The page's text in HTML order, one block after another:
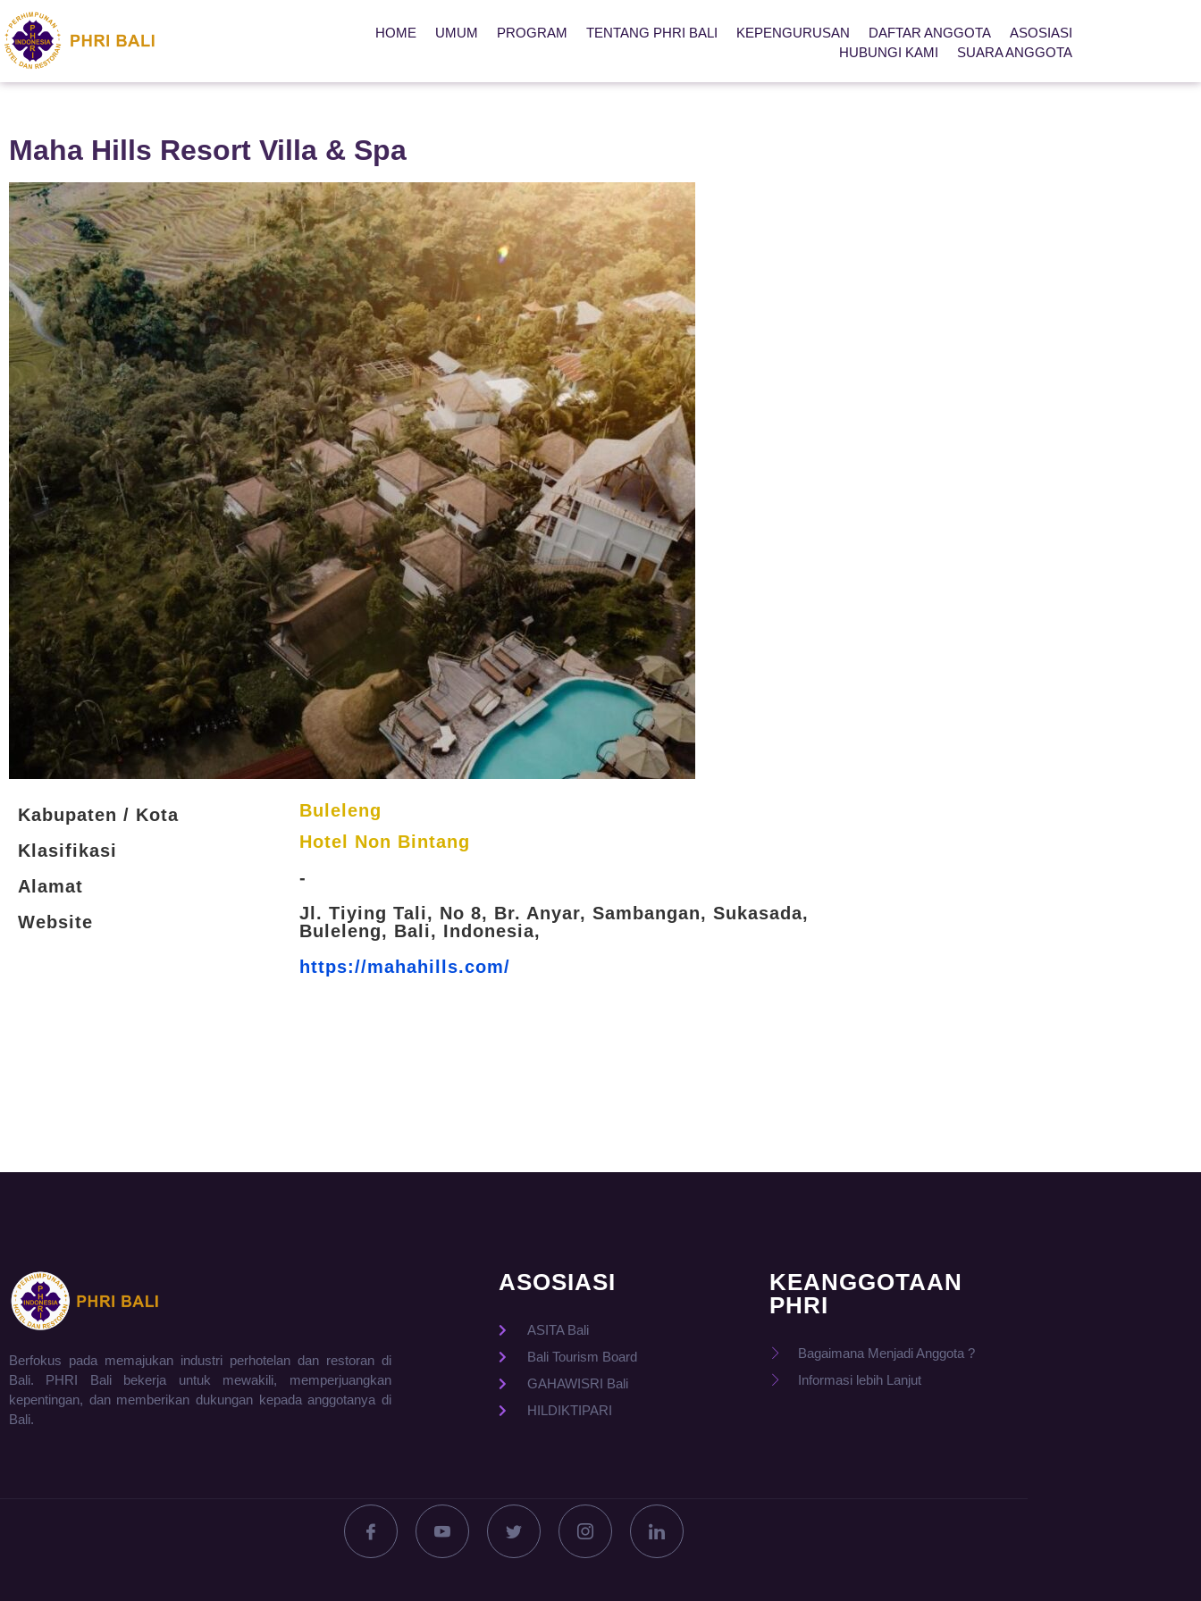
HOME UMUM PROGRAM TENTANG PHRI BALI KEPENGURUSAN DAFTAR ANGGOTA
ASOSIASI
HUBUNGI KAMI
SUARA ANGGOTA
Maha Hills Resort Villa & Spa
Kabupaten / Kota
Klasifikasi
Alamat
Website
Buleleng
Hotel Non Bintang
-
Jl. Tiying Tali, No 8, Br. Anyar, Sambangan, Sukasada,
Buleleng, Bali, Indonesia,
https://mahahills.com/
Berfokus pada memajukan industri perhotelan dan restoran di
Bali. PHRI Bali bekerja untuk mewakili, memperjuangkan
kepentingan, dan memberikan dukungan kepada anggotanya di
Bali.
ASOSIASI
ASITA Bali
Bali Tourism Board
GAHAWISRI Bali
HILDIKTIPARI
KEANGGOTAAN
PHRI
Bagaimana Menjadi Anggota ?
Informasi lebih Lanjut